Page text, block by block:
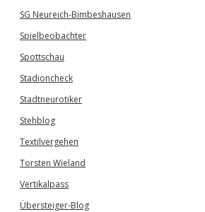
SG Neureich-Bimbeshausen
Spielbeobachter
Spottschau
Stadioncheck
Stadtneurotiker
Stehblog
Textilvergehen
Torsten Wieland
Vertikalpass
Übersteiger-Blog